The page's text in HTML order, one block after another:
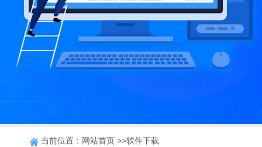
当前位置： 网站首页 >>软件下载